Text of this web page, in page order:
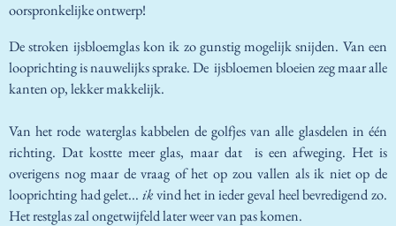
oorspronkelijke ontwerp!
De stroken ijsbloemglas kon ik zo gunstig mogelijk snijden. Van een
looprichting is nauwelijks sprake. De ijsbloemen bloeien zeg maar alle
kanten op, lekker makkelijk.
Van het rode waterglas kabbelen de golfjes van alle glasdelen in één
richting. Dat kostte meer glas, maar dat is een afweging. Het is
overigens nog maar de vraag of het op zou vallen als ik niet op de
looprichting had gelet... ikvind het in ieder geval heel bevredigend zo.
Het restglas zal ongetwijfeld later weer van pas komen.